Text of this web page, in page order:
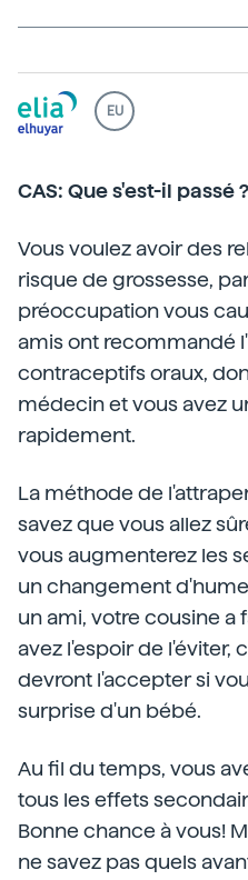
EU
CAS: Que s'est-il passé ?
Vous voulez avoir des
risque de grossesse,
préoccupation vous
amis ont recommandé
contraceptifs oraux,
médecin et vous avez
rapidement.
La méthode de
savez que vous allez
vous augmenterez les
un changement
un ami, votre cousine a
avez l'espoir de l'éviter,
devront l'accepter si
surprise d'un bébé.
Au fil du temps, vous
tous les effets
Bonne chance à vous!
ne savez pas quels